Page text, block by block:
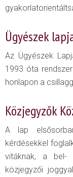
Ügyészek
Az Ügyészek
1993 óta
honlapon a
Közjegyzők
A lap
kérdésekkel
vitáknak, a bel-
közjegyzői